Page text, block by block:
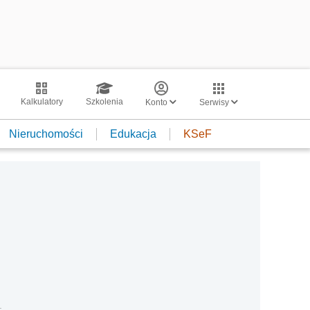
Kalkulatory Szkolenia Konto Serwisy
Nieruchomości Edukacja KSeF